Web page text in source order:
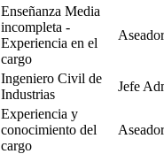
Enseñanza Media
incompleta -
Experiencia en el
cargo
Ingeniero Civil de
Industrias
Jefe
Experiencia y
conocimiento del
cargo